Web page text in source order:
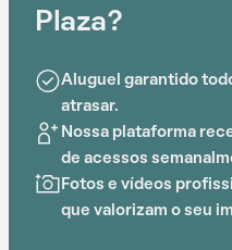
playground e espaço
A localização também
Anglo Morumbi, EMEI
Jesus Maria e José
Educação Infantil,
Ortoclimed e a região
resolver as coisas perto
Plaza?
Aluguel garantido
atrasar.
Nossa plataforma
de acessos
Fotos e vídeos
que valorizam o seu